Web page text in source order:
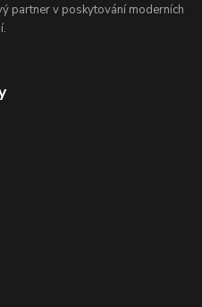
partner v poskytování moderních